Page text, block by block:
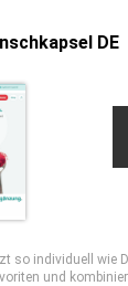
DE
so individuell wie
und